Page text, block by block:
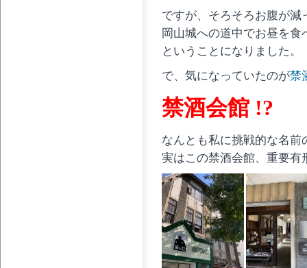
ですが、そろそろお腹が減
岡山城への道中でお昼を食
ということになりました。
で、気になっていたのが禁
禁酒会館 !?
なんとも私に挑戦的な名前
実はこの禁酒会館、重要有